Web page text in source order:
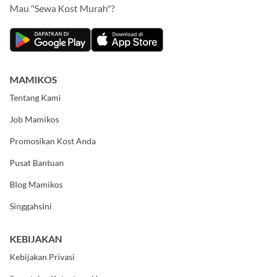
Mau "Sewa Kost Murah"?
MAMIKOS
Tentang Kami
Job Mamikos
Promosikan Kost Anda
Pusat Bantuan
Blog Mamikos
Singgahsini
KEBIJAKAN
Kebijakan Privasi